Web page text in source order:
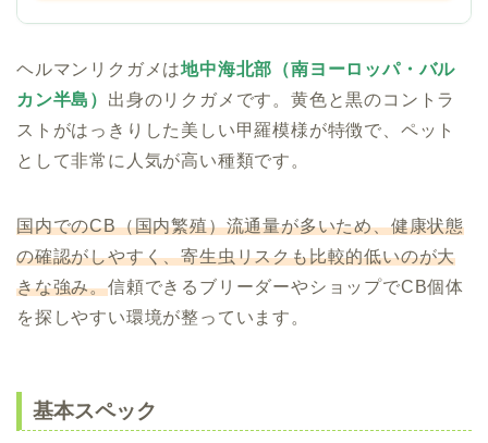
ヘルマンリクガメは地中海北部（南ヨーロッパ・バル
カン半島） 出身のリクガメです。黄色と黒のコントラ
ストがはっきりした美しい甲羅模様が特徴で、ペット
として非常に人気が高い種類です。
国内でのCB（国内繁殖）流通量が多いため、健康状態
の確認がしやすく、寄生虫リスクも比較的低いのが大
きな強み。信頼できるブリーダーやショップでCB個体
を探しやすい環境が整っています。
基本スペック